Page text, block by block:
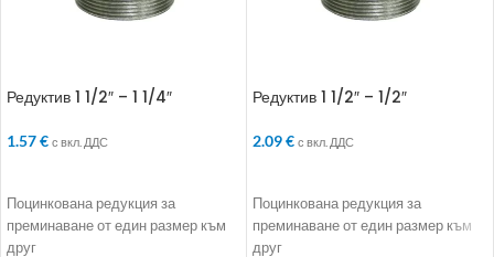
Редуктив 1 1/2″ – 1 1/4″
1.57€ с вкл. ДДС
Поцинкована редукция за
преминаване от един размер към
друг
Редуктив 1 1/2″ – 1/2″
2.09€ с вкл. ДДС
Поцинкована редукция за
преминаване от един размер към
друг